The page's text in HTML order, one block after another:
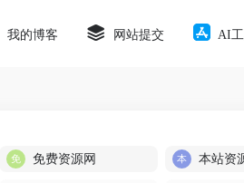
我的博客 网站提交 AI
免费资源网 本站资